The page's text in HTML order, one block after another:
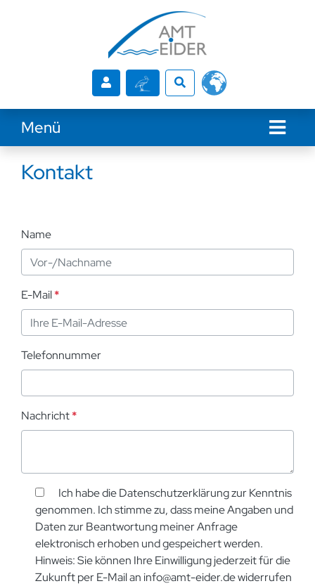
Menü
Kontakt
Name
E-Mail*
Telefonnummer
Nachricht*
Ich habe die Datenschutzerklärung zur Kenntnis
genommen. Ich stimme zu, dass meine Angaben und
Daten zur Beantwortung meiner Anfrage
elektronisch erhoben und gespeichert werden.
Hinweis: Sie können Ihre Einwilligung jederzeit für die
Zukunft per E-Mail an info@amt-eider.de widerrufen